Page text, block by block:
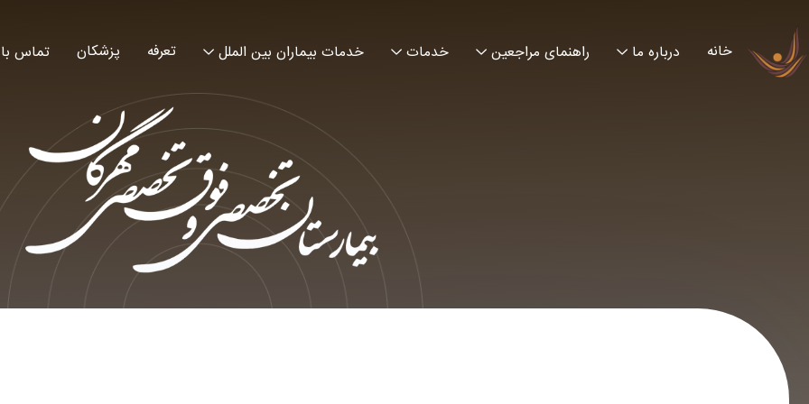
خانه درباره ما راهنمای مراجعین خدمات خدمات بیماران بین الملل تعرفه پزشکان تماس